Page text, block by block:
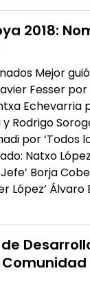
2018:
Mejor
Fesser por
Echevarria
y Rodrigo
por ‘Todos
Natxo
Borja
López’